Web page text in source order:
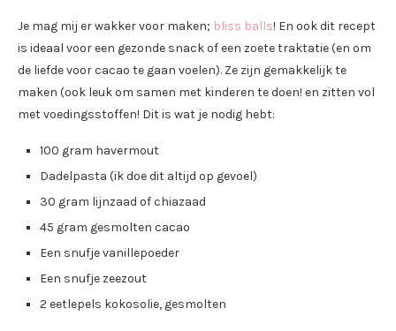
Je mag mij er wakker voor maken; bliss balls! En ook dit recept
is ideaal voor een gezonde snack of een zoete traktatie (en om
de liefde voor cacao te gaan voelen). Ze zijn gemakkelijk te
maken (ook leuk om samen met kinderen te doen! en zitten vol
met voedingsstoffen! Dit is wat je nodig hebt:
100 gram havermout
Dadelpasta (ik doe dit altijd op gevoel)
30 gram lijnzaad of chiazaad
45 gram gesmolten cacao
Een snufje vanillepoeder
Een snufje zeezout
2 eetlepels kokosolie, gesmolten